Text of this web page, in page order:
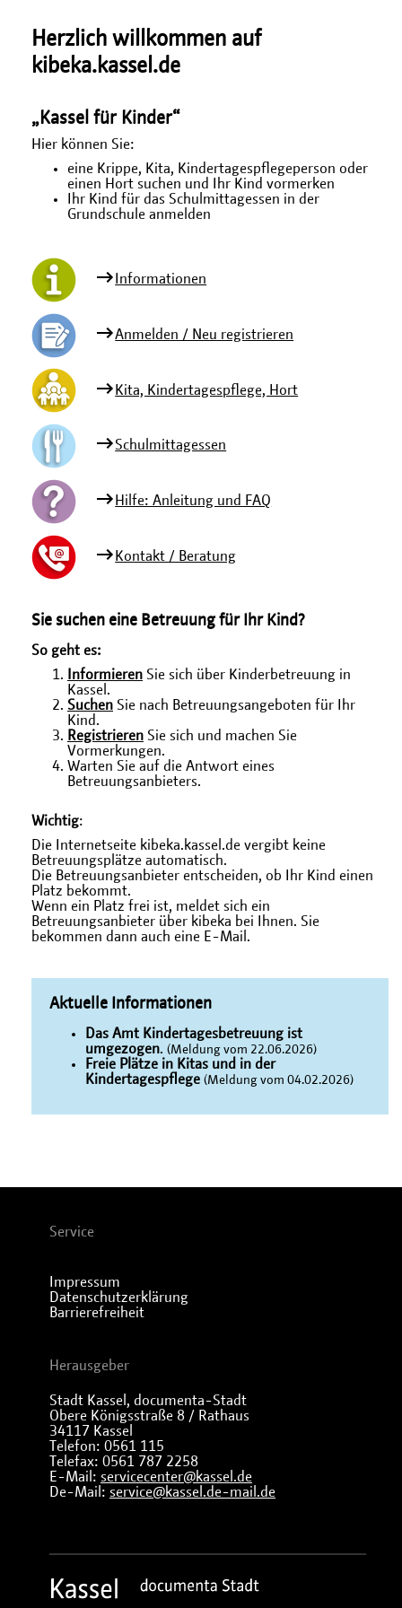
Herzlich willkommen auf
kibeka.kassel.de
„Kassel für Kinder“
Hier können Sie:
eine Krippe, Kita, Kindertagespflegeperson oder
einen Hort suchen und Ihr Kind vormerken
Ihr Kind für das Schulmittagessen in der
Grundschule anmelden
Informationen
Anmelden / Neu registrieren
Kita, Kindertagespflege, Hort
Schulmittagessen
Hilfe: Anleitung und FAQ
Kontakt / Beratung
Sie suchen eine Betreuung für Ihr Kind?
So geht es:
Informieren Sie sich über Kinderbetreuung in
Kassel.
Suchen Sie nach Betreuungsangeboten für Ihr
Kind.
Registrieren Sie sich und machen Sie
Vormerkungen.
Warten Sie auf die Antwort eines
Betreuungsanbieters.
Wichtig:
Die Internetseite kibeka.kassel.de vergibt keine
Betreuungsplätze automatisch.
Die Betreuungsanbieter entscheiden, ob Ihr Kind einen
Platz bekommt.
Wenn ein Platz frei ist, meldet sich ein
Betreuungsanbieter über kibeka bei Ihnen. Sie
bekommen dann auch eine E-Mail.
Aktuelle Informationen
Das Amt Kindertagesbetreuung ist
umgezogen. (Meldung vom 22.06.2026)
Freie Plätze in Kitas und in der
Kindertagespflege (Meldung vom 04.02.2026)
Service
Impressum
Datenschutzerklärung
Barrierefreiheit
Herausgeber
Stadt Kassel, documenta-Stadt
Obere Königsstraße 8 / Rathaus
34117 Kassel
Telefon: 0561 115
Telefax: 0561 787 2258
E-Mail: servicecenter@kassel.de
De-Mail: service@kassel.de-mail.de